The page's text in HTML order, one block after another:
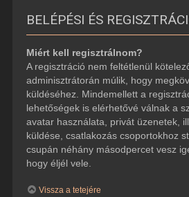
BELÉPÉSI ÉS
Miért kell regisztrálnom?
A regisztráció nem feltétlenül
adminisztrátorán múlik, hogy
küldéséhez. Mindemellett a
lehetőségek is elérhetővé válnak a
avatar használata, privát üzenetek,
küldése, csatlakozás csoportokhoz
csupán néhány másodpercet vesz
hogy éljél vele.
Vissza a tetejére